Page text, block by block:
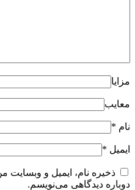
مزایا
معایب
نام *
ایمیل *
ذخیره نام، ایمیل و وبسایت
دوباره دیدگاهی می‌نویسم.